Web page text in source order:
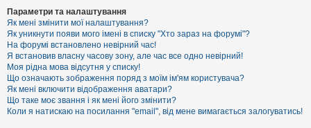
м
и
б
е
з
в
і
д
п
о
в
і
Параметри та налаштування
Як мені змінити мої налаштування?
Як уникнути появи мого імені в списку "Хто зараз на форумі"?
На форумі встановлено невірний час!
Я встановив власну часову зону, але час все одно невірний!
Моя рідна мова відсутня у списку!
Що означають зображення поряд з моїм ім'ям користувача?
Як мені включити відображення аватари?
Що таке моє звання і як мені його змінити?
Коли я натискаю на посилання "email", від мене вимагається залогуватись!